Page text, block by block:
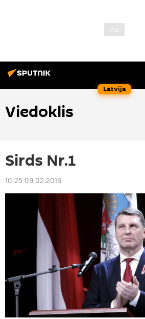
Latvija
Viedoklis
Sirds Nr.1
10:25 09.02.2016